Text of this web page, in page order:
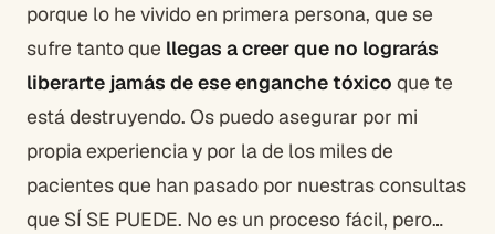
porque lo he vivido en primera persona, que se
sufre tanto que llegas a creer que no lograrás
liberarte jamás de ese enganche tóxico que te
está destruyendo. Os puedo asegurar por mi
propia experiencia y por la de los miles de
pacientes que han pasado por nuestras consultas
que SÍ SE PUEDE. No es un proceso fácil, pero…